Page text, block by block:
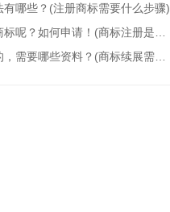
哪些？(注册商标需要什么步骤)